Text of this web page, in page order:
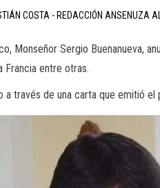
COSTA - REDACCIÓN ANSENUZA
Monseñor Sergio Buenanueva,
Francia entre otras.
través de una carta que emitió